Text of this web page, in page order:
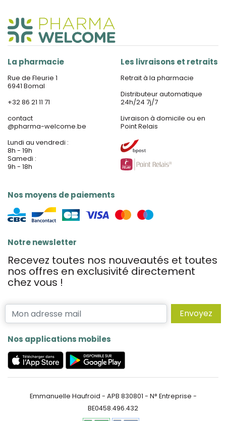
La pharmacie
Rue de Fleurie 1
6941 Bomal
+32 86 21 11 71
contact
@pharma-welcome.be
Lundi au vendredi :
8h - 19h
Samedi :
9h - 18h
Nos moyens de paiements
Les livraisons et retraits
Retrait à la pharmacie
Distributeur automatique
24h/24 7j/7
Livraison à domicile ou en
Point Relais
Notre newsletter
Recevez toutes nos nouveautés et toutes
nos offres en exclusivité directement
chez vous !
Envoyez
Nos applications mobiles
Emmanuelle Haufroid - APB 830801 - N° Entreprise -
BE0458.496.432